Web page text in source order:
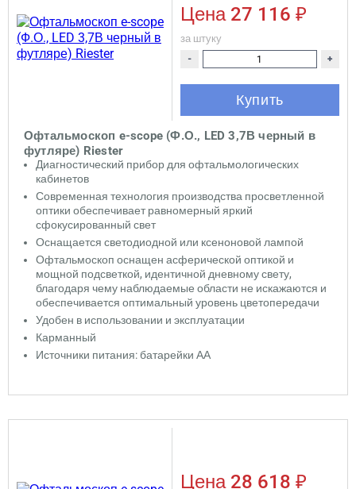
Офтальмоскоп e-scope (Ф.О., LED 3,7В черный в
футляре) Riester
Диагностический прибор для офтальмологических
кабинетов
Современная технология производства просветленной
оптики обеспечивает равномерный яркий
сфокусированный свет
Оснащается светодиодной или ксеноновой лампой
Офтальмоскоп оснащен асферической оптикой и
мощной подсветкой, идентичной дневному свету,
благодаря чему наблюдаемые области не искажаются и
обеспечивается оптимальный уровень цветопередачи
Удобен в использовании и эксплуатации
Карманный
Источники питания: батарейки АА
Цена 27 116 ₽
за штуку
- +
Купить
Цена 28 618 ₽